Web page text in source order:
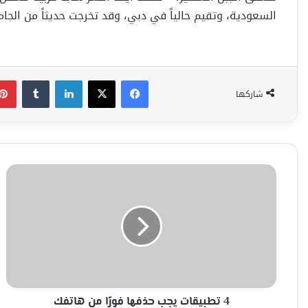
السعودية، وتقيم حالياً في دبي، وقد تخرجت حديثاً من
شاركها
فيسبوك‫X لينكدإن
4
4 تطبيقات يجب حذفها فورًا من هاتفك